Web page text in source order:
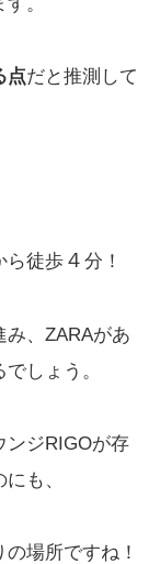
点だと推測して
ら徒歩 ４ 分！
、ZARAがあ
しょう。
ンジRIGOが存
も、
場所ですね！